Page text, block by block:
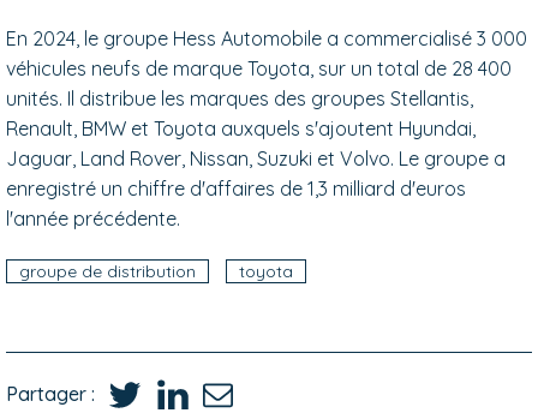
En 2024, le groupe Hess Automobile a commercialisé 3 000
véhicules neufs de marque Toyota, sur un total de 28 400
unités. Il distribue les marques des groupes Stellantis,
Renault, BMW et Toyota auxquels s'ajoutent Hyundai,
Jaguar, Land Rover, Nissan, Suzuki et Volvo. Le groupe a
enregistré un chiffre d'affaires de 1,3 milliard d'euros
l'année précédente.
groupe de distribution toyota
Partager :